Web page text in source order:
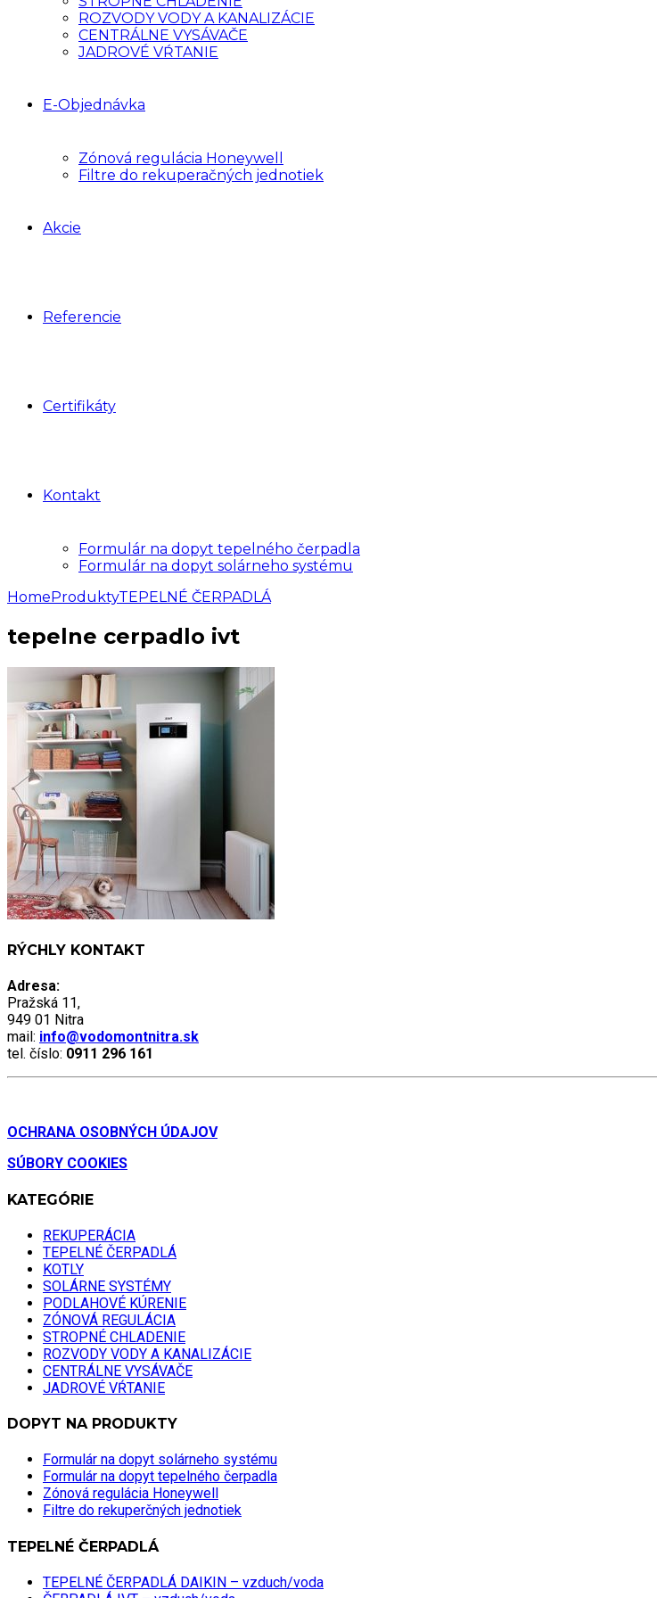
ROZVODY VODY A KANALIZÁCIE
CENTRÁLNE VYSÁVAČE
JADROVÉ VŔTANIE
E-Objednávka
Zónová regulácia Honeywell
Filtre do rekuperačných jednotiek
Akcie
Referencie
Certifikáty
Kontakt
Formulár na dopyt tepelného čerpadla
Formulár na dopyt solárneho systému
HomeProduktyTEPELNÉ ČERPADLÁ
tepelne cerpadlo ivt
RÝCHLY KONTAKT
Adresa:
Pražská 11,
949 01 Nitra
mail: info@vodomontnitra.sk
tel. číslo: 0911 296 161
OCHRANA OSOBNÝCH ÚDAJOV
SÚBORY COOKIES
KATEGÓRIE
REKUPERÁCIA
TEPELNÉ ČERPADLÁ
KOTLY
SOLÁRNE SYSTÉMY
PODLAHOVÉ KÚRENIE
ZÓNOVÁ REGULÁCIA
STROPNÉ CHLADENIE
ROZVODY VODY A KANALIZÁCIE
CENTRÁLNE VYSÁVAČE
JADROVÉ VŔTANIE
DOPYT NA PRODUKTY
Formulár na dopyt solárneho systému
Formulár na dopyt tepelného čerpadla
Zónová regulácia Honeywell
Filtre do rekuperčných jednotiek
TEPELNÉ ČERPADLÁ
TEPELNÉ ČERPADLÁ DAIKIN – vzduch/voda